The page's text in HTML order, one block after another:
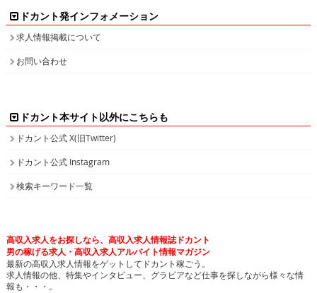
ドカント発インフォメーション
求人情報掲載について
お問い合わせ
ドカント本サイト以外にこちらも
ドカント公式 X(旧Twitter)
ドカント公式 Instagram
検索キーワード一覧
高収入求人をお探しなら、高収入求人情報誌ドカント
男の稼げる求人・高収入求人アルバイト情報マガジン
最新の高収入求人情報をゲットしてドカント稼ごう。
求人情報の他、特集やインタビュー、グラビアなど仕事を探しながら様々な情
報も・・・。